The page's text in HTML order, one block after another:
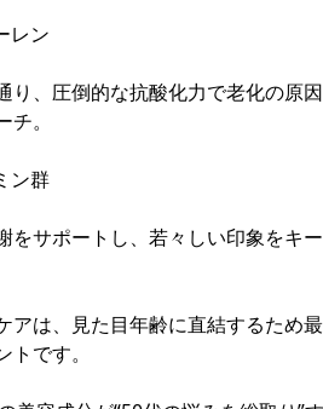
レン
り、圧倒的な抗酸化力で老化の原
。
ン群
をサポートし、若々しい印象をキー
アは、見た目年齢に直結するため
トです。